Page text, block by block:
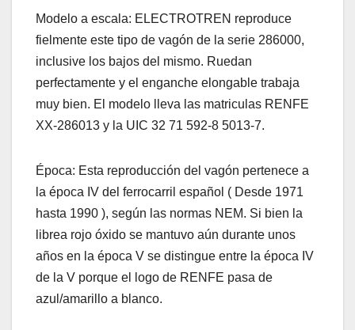
Modelo a escala: ELECTROTREN reproduce
fielmente este tipo de vagón de la serie 286000,
inclusive los bajos del mismo. Ruedan
perfectamente y el enganche elongable trabaja
muy bien. El modelo lleva las matriculas RENFE
XX-286013 y la UIC 32 71 592-8 5013-7.
Época: Esta reproducción del vagón pertenece a
la época IV del ferrocarril español ( Desde 1971
hasta 1990 ), según las normas NEM. Si bien la
librea rojo óxido se mantuvo aún durante unos
años en la época V se distingue entre la época IV
de la V porque el logo de RENFE pasa de
azul/amarillo a blanco.